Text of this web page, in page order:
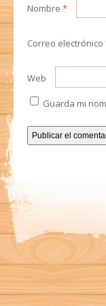
Nombre *
Correo electrónico
Web
Guarda mi